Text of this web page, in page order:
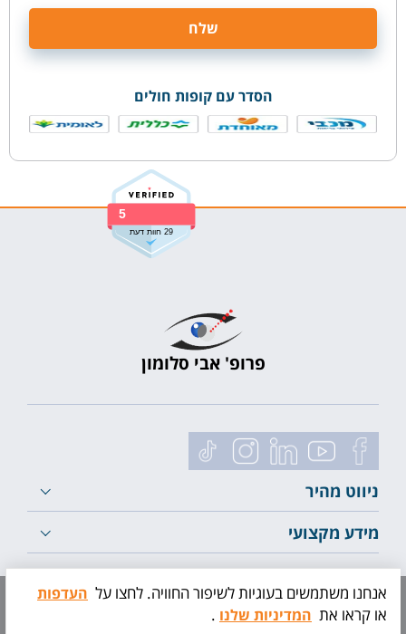
הסדר עם קופות חולים
5
29 חוות דעת
פרופ' אבי סלומון
ניווט מהיר
מידע מקצועי
לייעוץ ראשוני
אנחנו משתמשים בעוגיות לשיפור החוויה. לחצו על העדפות
או קראו את המדיניות שלנו .